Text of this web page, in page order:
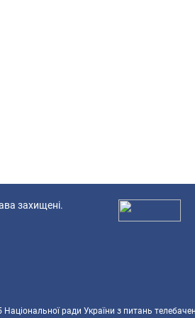
захищені.
ради України з питань